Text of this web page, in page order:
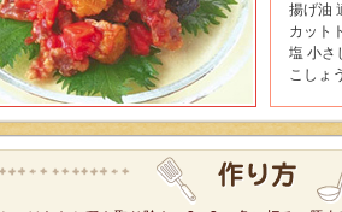
揚げ油
カット
塩 小さ
こしょ